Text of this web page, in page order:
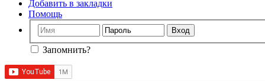
Добавить в закладки
Помощь
Запомнить?